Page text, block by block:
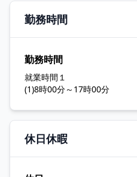
勤務時間
勤務時間
就業時間１
(1)8時00分～17時00分
休日休暇